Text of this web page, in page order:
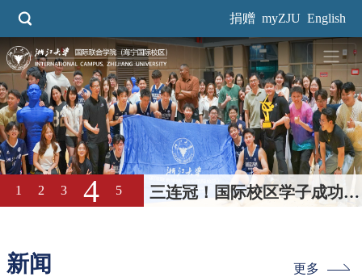
到
主
要
内
捐赠 myZJU English
三连冠！国际校区学子成功卫
冕浙大本科生男篮“三好杯”冠
1 2 3 4 5
新闻 更多